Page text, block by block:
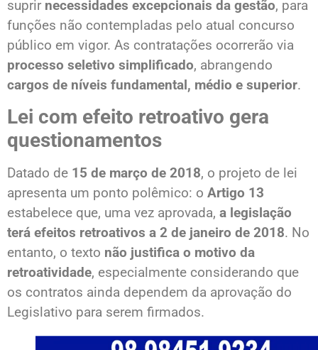
suprir necessidades excepcionais da gestão, para
funções não contempladas pelo atual concurso
público em vigor. As contratações ocorrerão via
processo seletivo simplificado, abrangendo
cargos de níveis fundamental, médio e superior.
Lei com efeito retroativo gera
questionamentos
Datado de 15 de março de 2018, o projeto de lei
apresenta um ponto polêmico: o Artigo 13
estabelece que, uma vez aprovada, a legislação
terá efeitos retroativos a 2 de janeiro de 2018. No
entanto, o texto não justifica o motivo da
retroatividade, especialmente considerando que
os contratos ainda dependem da aprovação do
Legislativo para serem firmados.